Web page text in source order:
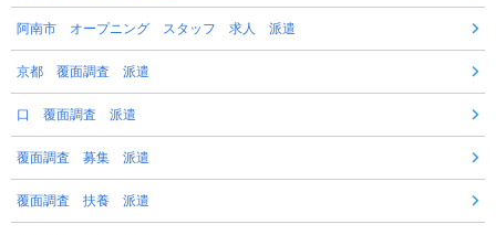
阿南市 オープニング スタッフ 求人 派遣
京都 覆面調査 派遣
口 覆面調査 派遣
覆面調査 募集 派遣
覆面調査 扶養 派遣